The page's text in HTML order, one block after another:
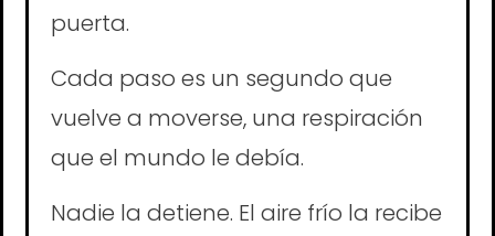
puerta.
Cada paso es un segundo que
vuelve a moverse, una respiración
que el mundo le debía.
Nadie la detiene. El aire frío la recibe